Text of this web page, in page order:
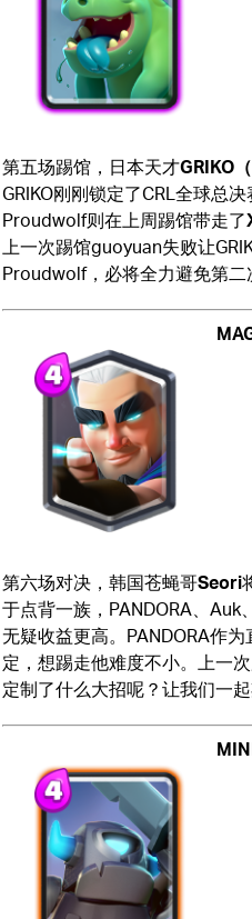
第五场踢馆，日本天才GRIKO（
GRIKO刚刚锁定了CRL全球总
Proudwolf则在上周踢馆带走了
上一次踢馆guoyuan失败让
Proudwolf，必将全力避免第二
第六场对决，韩国苍蝇哥Seori
于点背一族，PANDORA、Auk
无疑收益更高。PANDORA作
定，想踢走他难度不小。上一
定制了什么大招呢？让我们一起